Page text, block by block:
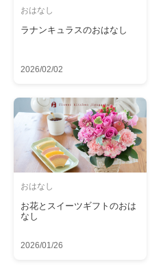
おはなし
ラナンキュラスのおはなし
2026/02/02
おはなし
お花とスイーツギフトのおは
なし
2026/01/26